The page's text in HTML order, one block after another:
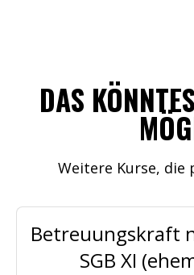
DAS
Weitere Kurse, die
Betreuungskraft
SGB XI